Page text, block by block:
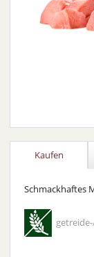
Kaufen
Schmackhaftes